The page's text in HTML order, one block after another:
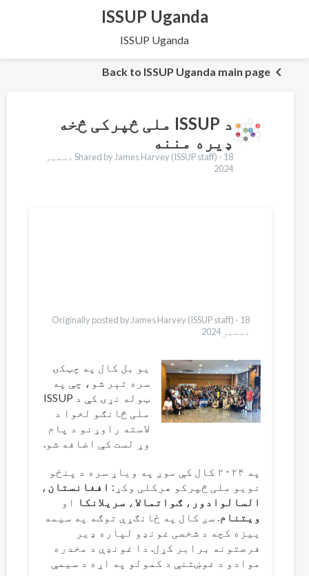
ISSUP Uganda
ISSUP Uganda
Back to ISSUP Uganda main page
د ISSUP ملی څپرکی څخه
ډیره مننه
Shared by James Harvey (ISSUP staff) - 18 دسمبر
2024
Originally posted by James Harvey (ISSUP staff) - 18
دسمبر 2024
یو بل کال په چټکۍ
سره تېر شو، چې په
ټوله نړۍ کې د ISSUP
ملی څانګو لخوا د
لاسته راوړنو د پام
وړ لست کې اضافه شو.
په ۲۰۲۴ کال کې موږ په ویاړ سره د پنځو
نویو ملی څپرکو هرکلی وکړ: افغانستان ،
السالوادور ، ګواتمالا ،سریلانکا او
ویتنام. سږ کال په ځانګړې توګه په سیمه
ییزه کچه د شخصی غونډو لپاره ډیر
فرصتونه برابر کړل. دا غونډې د مخدره
موادو د غوښتنې د کمولو په اړه د سیمې